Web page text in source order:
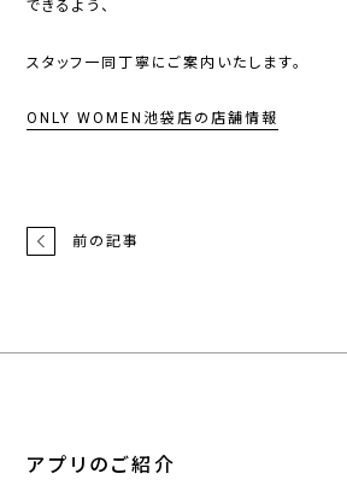
できるよう、
スタッフ一同丁寧にご案内いたします。
ONLY WOMEN池袋店の店舗情報
前の記事
アプリのご紹介